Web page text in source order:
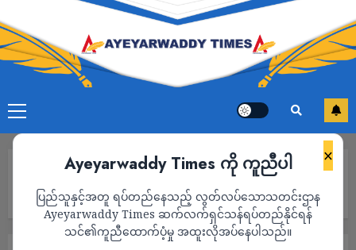
×
Ayeyarwaddy Times ကို ကူညီပါ
ပြည်သူနှင့်အတူ ရပ်တည်နေသည့် လွတ်လပ်သောသတင်းဌာန
Ayeyarwaddy Times ဆက်လက်ရှင်သန်ရပ်တည်နိုင်ရန်
သင်၏ကူညီထောက်ပံ့မှု အထူးလိုအပ်နေပါသည်။
ပေါင်းစုံမှာ စစ်ဖြစ်နေဟု ဝန်ကြီးချုပ် နေတန်ယာဟု ပြော